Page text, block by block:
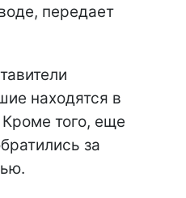
передает
находятся в
того, еще
за